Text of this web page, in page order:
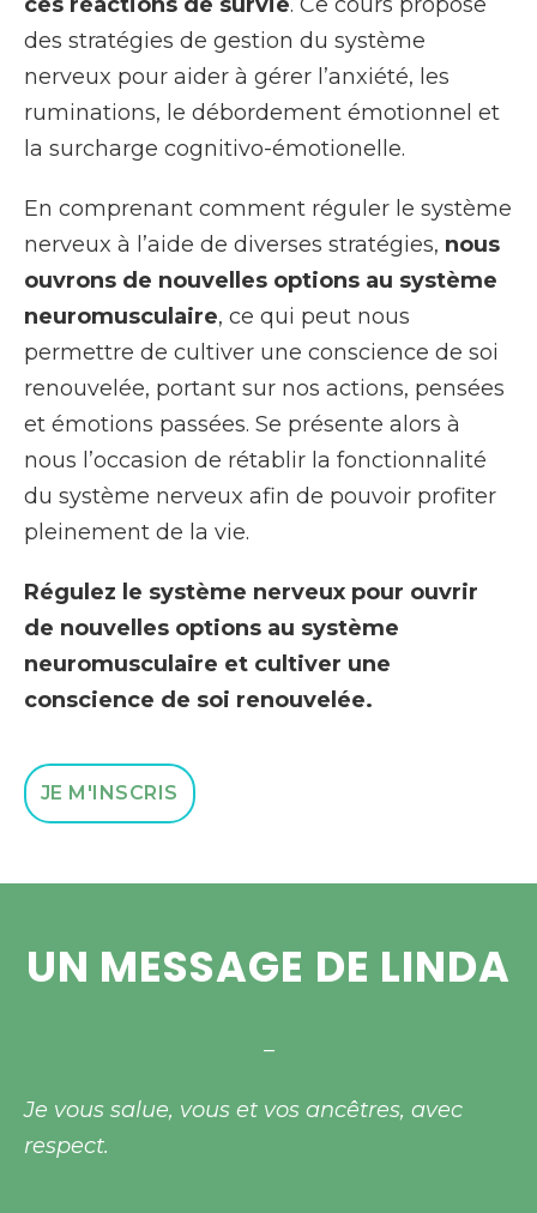
des stratégies de gestion du système
nerveux pour aider à gérer l’anxiété, les
ruminations, le débordement émotionnel et
la surcharge cognitivo-émotionelle.
En comprenant comment réguler le système
nerveux à l’aide de diverses stratégies, nous
ouvrons de nouvelles options au système
neuromusculaire, ce qui peut nous
permettre de cultiver une conscience de soi
renouvelée, portant sur nos actions, pensées
et émotions passées. Se présente alors à
nous l’occasion de rétablir la fonctionnalité
du système nerveux afin de pouvoir profiter
pleinement de la vie.
Régulez le système nerveux pour ouvrir
de nouvelles options au système
neuromusculaire et cultiver une
conscience de soi renouvelée.
JE M'INSCRIS
UN MESSAGE DE LINDA
–
Je vous salue, vous et vos ancêtres, avec
respect.